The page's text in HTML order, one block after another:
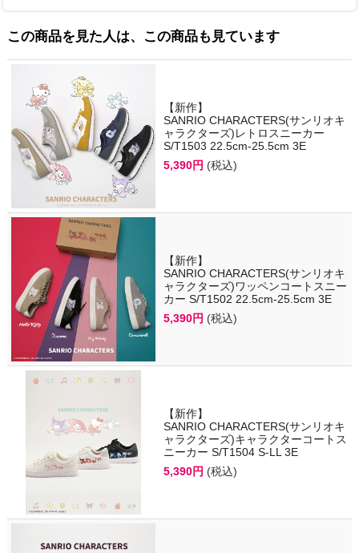
この商品を見た人は、この商品も見ています
【新作】
SANRIO CHARACTERS(サンリオキ
ャラクターズ)レトロスニーカー
S/T1503 22.5cm-25.5cm 3E
5,390円 (税込)
【新作】
SANRIO CHARACTERS(サンリオキ
ャラクターズ)ワッペンコートスニー
カー S/T1502 22.5cm-25.5cm 3E
5,390円 (税込)
【新作】
SANRIO CHARACTERS(サンリオキ
ャラクターズ)キャラクターコートス
ニーカー S/T1504 S-LL 3E
5,390円 (税込)